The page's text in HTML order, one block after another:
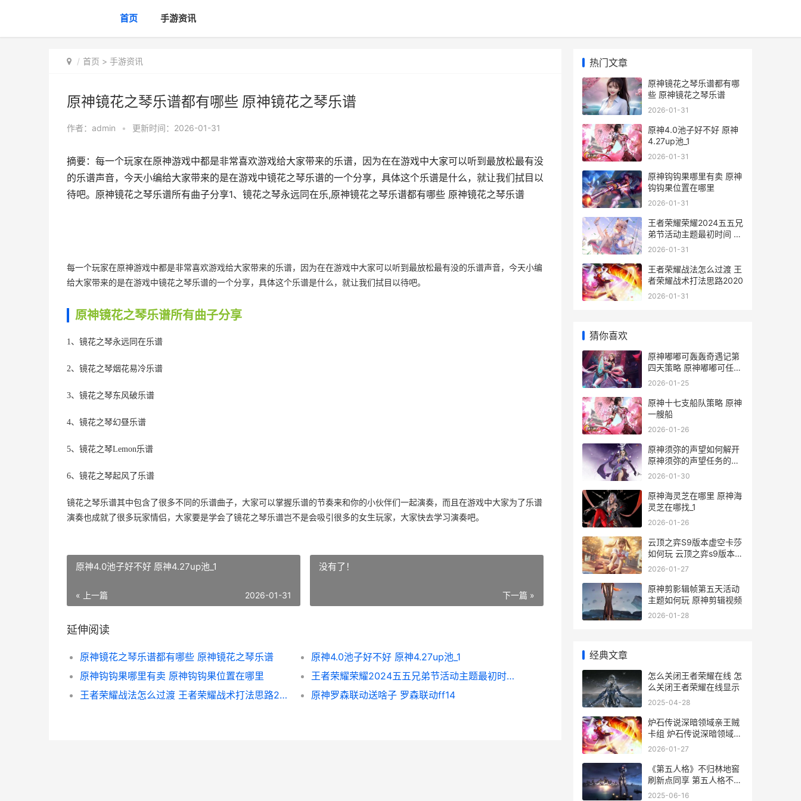
首页 手游资讯
首页 > 手游资讯
原神镜花之琴乐谱都有哪些 原神镜花之琴乐谱
作者： admin • 更新时间：2026-01-31
摘要：每一个玩家在原神游戏中都是非常喜欢游戏给大家带来的乐谱，因为在在游戏中大家可以听到最放松最有没
的乐谱声音，今天小编给大家带来的是在游戏中镜花之琴乐谱的一个分享，具体这个乐谱是什么，就让我们拭目以
待吧。原神镜花之琴乐谱所有曲子分享1、镜花之琴永远同在乐,原神镜花之琴乐谱都有哪些 原神镜花之琴乐谱
每一个玩家在原神游戏中都是非常喜欢游戏给大家带来的乐谱，因为在在游戏中大家可以听到最放松最有没的乐谱声音，今天小编
给大家带来的是在游戏中镜花之琴乐谱的一个分享，具体这个乐谱是什么，就让我们拭目以待吧。
原神镜花之琴乐谱所有曲子分享
1、镜花之琴永远同在乐谱
2、镜花之琴烟花易冷乐谱
3、镜花之琴东风破乐谱
4、镜花之琴幻昼乐谱
5、镜花之琴Lemon乐谱
6、镜花之琴起风了乐谱
镜花之琴乐谱其中包含了很多不同的乐谱曲子，大家可以掌握乐谱的节奏来和你的小伙伴们一起演奏，而且在游戏中大家为了乐谱
演奏也成就了很多玩家情侣，大家要是学会了镜花之琴乐谱岂不是会吸引很多的女生玩家，大家快去学习演奏吧。
原神4.0池子好不好 原神4.27up池_1
« 上一篇 2026-01-31
没有了！
下一篇 »
延伸阅读
原神镜花之琴乐谱都有哪些 原神镜花之琴乐谱
原神4.0池子好不好 原神4.27up池_1
原神钩钩果哪里有卖 原神钩钩果位置在哪里
王者荣耀荣耀2024五五兄弟节活动主题最初时间 王者荣耀荣耀水晶保底多少
王者荣耀战法怎么过渡 王者荣耀战术打法思路2020
原神罗森联动送啥子 罗森联动ff14
热门文章
原神镜花之琴乐谱都有哪
些 原神镜花之琴乐谱
2026-01-31
原神4.0池子好不好 原神
4.27up池_1
2026-01-31
原神钩钩果哪里有卖 原神
钩钩果位置在哪里
2026-01-31
王者荣耀荣耀2024五五兄
弟节活动主题最初时间 王
者荣耀荣耀水晶保底多少
2026-01-31
王者荣耀战法怎么过渡 王
者荣耀战术打法思路2020
2026-01-31
猜你喜欢
原神嘟嘟可轰轰奇遇记第
四天策略 原神嘟嘟可任务
怎么开始
2026-01-25
原神十七支船队策略 原神
一艘船
2026-01-26
原神须弥的声望如何解开
原神须弥的声望任务的解
开方式 原神须弥的声望任
2026-01-30
原神海灵芝在哪里 原神海
灵芝在哪找_1
2026-01-26
云顶之弈S9版本虚空卡莎
如何玩 云顶之弈s9版本蓝
buff
2026-01-27
原神剪影辑帧第五天活动
主题如何玩 原神剪辑视频
2026-01-28
经典文章
怎么关闭王者荣耀在线 怎
么关闭王者荣耀在线显示
2025-04-28
炉石传说深暗领域亲王贼
卡组 炉石传说深暗领域版
本活动
2026-01-27
《第五人格》不归林地窖
刷新点同享 第五人格不同
手机怎么登一个账号
2025-06-16